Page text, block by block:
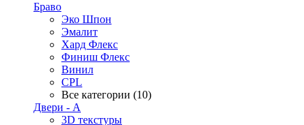
Браво
Эко Шпон
Эмалит
Хард Флекс
Финиш Флекс
Винил
CPL
Все категории (10)
Двери - А
3D текстуры